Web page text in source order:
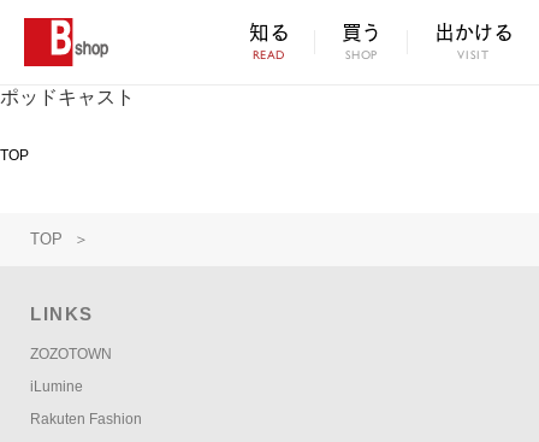
知る
READ
買う
SHOP
出かける
VISIT
ポッドキャスト
TOP
TOP ＞
LINKS
ZOZOTOWN
iLumine
Rakuten Fashion